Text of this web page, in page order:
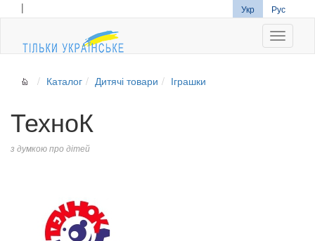
| Укр Рус
Каталог Дитячі товари Іграшки
ТехноК
з думкою про дітей